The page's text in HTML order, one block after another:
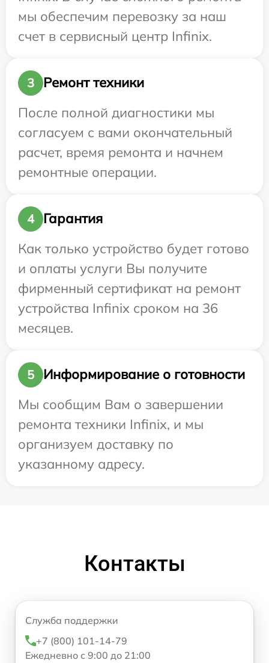
мы обеспечим перевозку за наш
счет в сервисный центр Infinix.
3
Ремонт техники
После полной диагностики мы
согласуем с вами окончательный
расчет, время ремонта и начнем
ремонтные операции.
4
Гарантия
Как только устройство будет готово
и оплаты услуги Вы получите
фирменный сертификат на ремонт
устройства Infinix сроком на 36
месяцев.
5
Информирование о готовности
Мы сообщим Вам о завершении
ремонта техники Infinix, и мы
организуем доставку по
указанному адресу.
Контакты
Служба поддержки
+7 (800) 101-14-79
Ежедневно с 9:00 до 21:00